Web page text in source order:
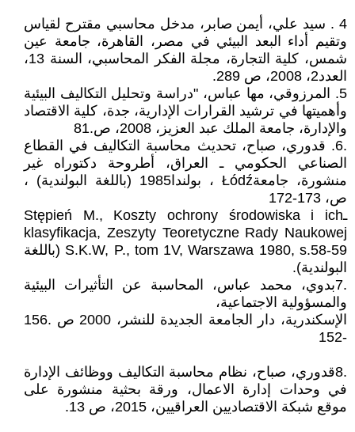
4 . سيد علي، أيمن صابر، مدخل محاسبي مقترح لقياس
وتقيم أداء البعد البيئي في مصر، القاهرة، جامعة عين
شمس، كلية التجارة، مجلة الفكر المحاسبي، السنة 13،
العدد2، 2008، ص 289.
5. المرزوقي، مها عباس، "دراسة وتحليل التكاليف البيئية
وأهميتها في ترشيد القرارات الإدارية، جدة، كلية الاقتصاد
والإدارة، جامعة الملك عبد العزيز، 2008، ص.81
.6. قدوري، صباح، تحديث محاسبة التكاليف في القطاع
الصناعي الحكومي ـ العراق، أطروحة دكتوراه غير
منشورة، جامعةŁódź ، بولندا1985 (باللغة البولندية) ،
ص، 173-172
ـStępień M., Koszty ochrony środowiska i ich
klasyfikacja, Zeszyty Teoretyczne Rady Naukowej
S.K.W, P., tom 1V, Warszawa 1980, s.58-59 (باللغة
البولندية).
.7بدوي، محمد عباس، المحاسبة عن التأثيرات البيئية
والمسؤولية الاجتماعية،
الإسكندرية، دار الجامعة الجديدة للنشر، 2000 ص .156
-152
.8قدوري، صباح، نظام محاسبة التكاليف ووظائف الإدارة
في وحدات إدارة الاعمال، ورقة بحثية منشورة على
موقع شبكة الاقتصاديين العراقيين، 2015، ص 13.